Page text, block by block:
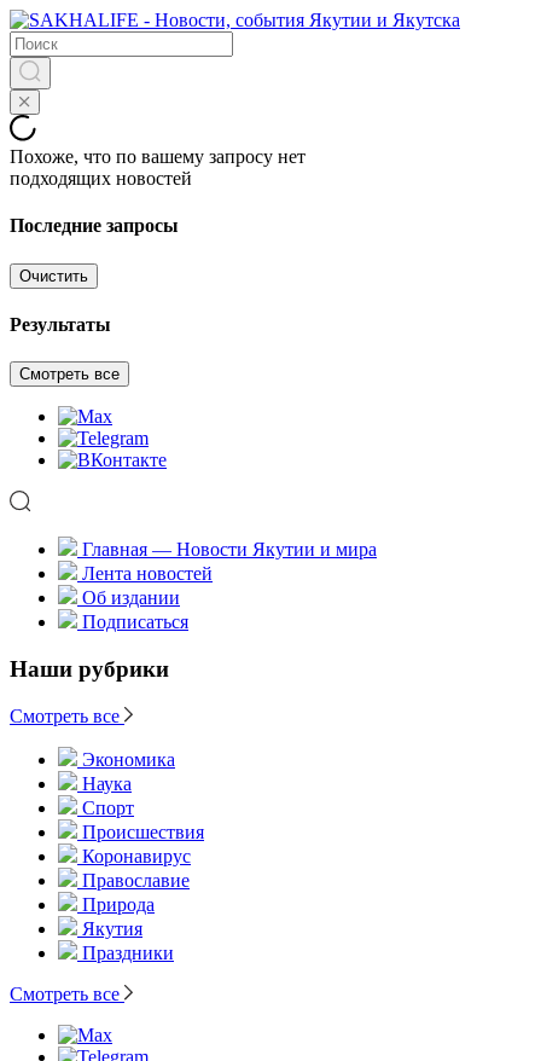
Похоже, что по вашему запросу нет
подходящих новостей
Последние запросы
Очистить
Результаты
Смотреть все
Главная — Новости Якутии и мира
Лента новостей
Об издании
Подписаться
Наши рубрики
Смотреть все
Экономика
Наука
Спорт
Происшествия
Коронавирус
Православие
Природа
Якутия
Праздники
Смотреть все